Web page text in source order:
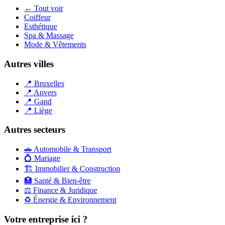
← Tout voir
Coiffeur
Esthétique
Spa & Massage
Mode & Vêtements
Autres villes
📍 Bruxelles
📍 Anvers
📍 Gand
📍 Liège
Autres secteurs
🚗 Automobile & Transport
💍 Mariage
🏗️ Immobilier & Construction
🏥 Santé & Bien-être
⚖️ Finance & Juridique
♻️ Énergie & Environnement
Votre entreprise ici ?